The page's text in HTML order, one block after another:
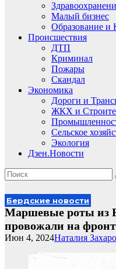
Малый бизнес
Образование и
Происшествия
ДТП
Криминал
Пожары
Скандал
Экономика
Дороги и
ЖКХ и
Сельское
Экология
Дзен.Новости
Бердские новости
Маршевые роты из
провожали на
Наталия
Июн 4, 2024